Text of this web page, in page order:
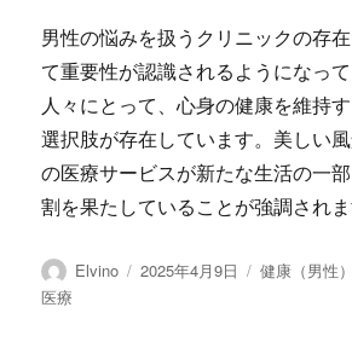
男性の悩みを扱うクリニックの存
て重要性が認識されるようになっ
人々にとって、心身の健康を維持
選択肢が存在しています。美しい
の医療サービスが新たな生活の一
割を果たしていることが強調されま
投
Elvino
投
2025年4月9日
カ
健康（男性）
医療